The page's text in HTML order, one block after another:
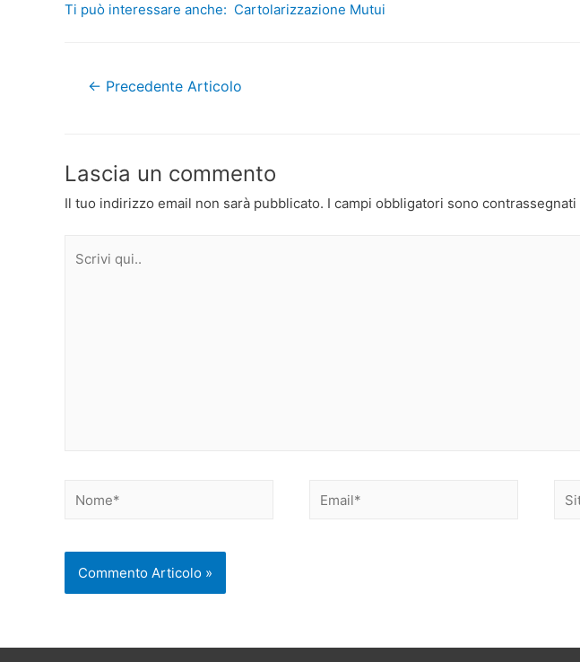
Ti può interessare anche: Cartolarizzazione Mutui
Navigazione
← Precedente Articolo
Lascia un commento
Il tuo indirizzo email non sarà pubblicato. I campi obbligatori sono contrassegnati
Nome* Email*
Sito